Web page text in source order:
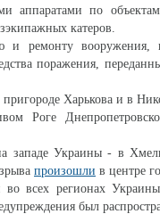
аппаратами по объектам
катеров.
и ремонту вооружения,
поражения,
Харькова и в
Роге
западе Украины - в
произошли в центре
всех регионах
был